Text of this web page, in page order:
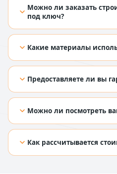
Можно ли заказать
под ключ?
[TODO: добавить ответ из
Какие материалы
[TODO: добавить ответ из
Предоставляете ли вы
[TODO: добавить ответ из
Можно ли посмотреть
[TODO: добавить ответ из
Как рассчитывается